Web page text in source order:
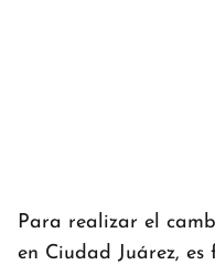
Para realizar el
en Ciudad Juárez,